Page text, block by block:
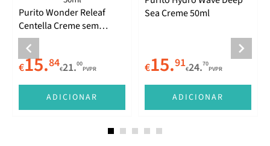
Purito Wonder Releaf
Centella Creme sem
Perfume 50ml
€15.84€21.00
PVPR
ADICIONAR
Sea Creme 50ml
€15.91€24.70
PVPR
ADICIONAR